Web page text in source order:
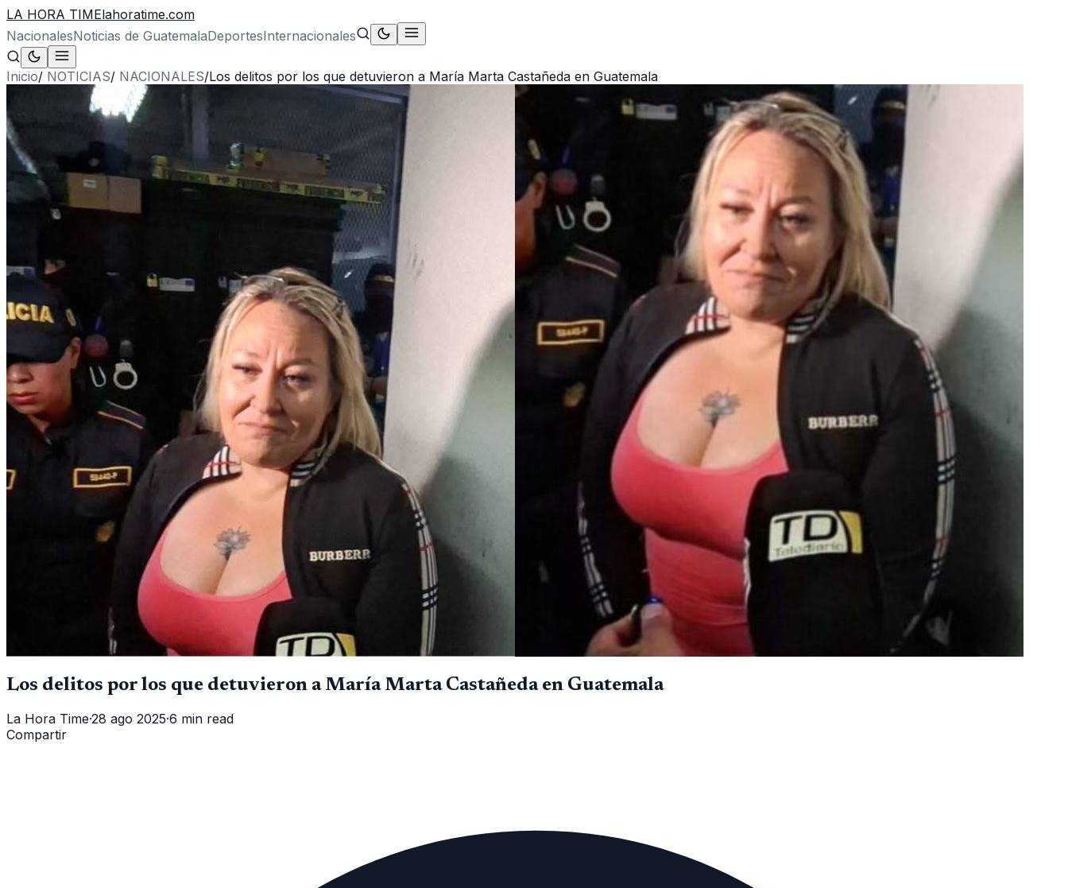
LA HORA TIMElahoratime.com
NacionalesNoticias de GuatemalaDeportesInternacionales
Inicio/ NOTICIAS/ NACIONALES/Los delitos por los que detuvieron a María Marta Castañeda en Guatemala
Los delitos por los que detuvieron a María Marta Castañeda en Guatemala
La Hora Time·28 ago 2025·6 min read
Compartir